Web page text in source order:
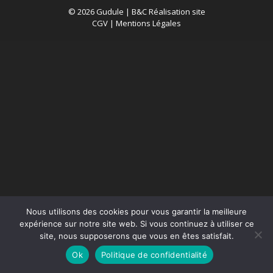
© 2026 Gudule | B&C Réalisation site
CGV | Mentions Légales
Nous utilisons des cookies pour vous garantir la meilleure
expérience sur notre site web. Si vous continuez à utiliser ce
site, nous supposerons que vous en êtes satisfait.
Ok
Politique de confidentialité